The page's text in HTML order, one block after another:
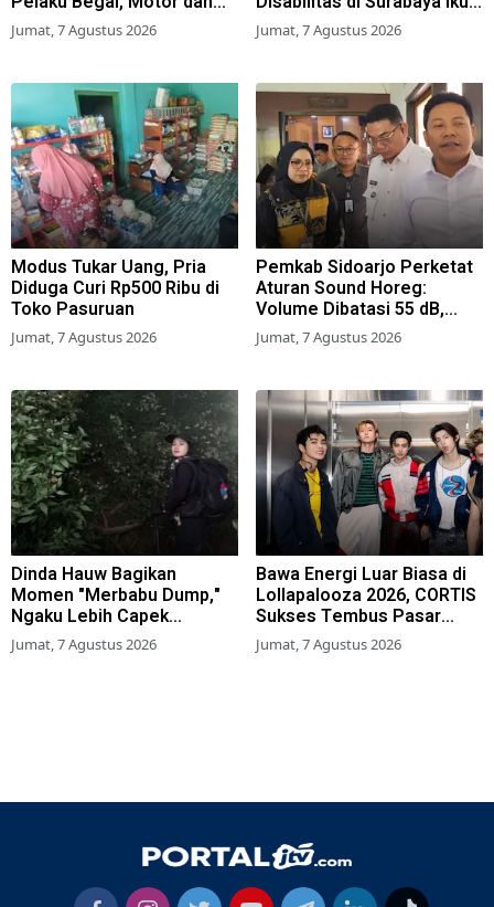
Tas Amblas
Jumat, 7 Agustus 2026 Beragam Lomba
Jumat, 7 Agustus 2026
Modus Tukar Uang, Pria
Diduga Curi Rp500 Ribu di
Toko Pasuruan
Jumat, 7 Agustus 2026
Pemkab Sidoarjo Perketat
Aturan Sound Horeg:
Volume Dibatasi 55 dB,
Wajib Kantongi Izin
Jumat, 7 Agustus 2026
Dinda Hauw Bagikan
Momen "Merbabu Dump,"
Ngaku Lebih Capek
Dibanding Gunung Sumbing
Jumat, 7 Agustus 2026
Bawa Energi Luar Biasa di
Lollapalooza 2026, CORTIS
Sukses Tembus Pasar
Musik Global
Jumat, 7 Agustus 2026